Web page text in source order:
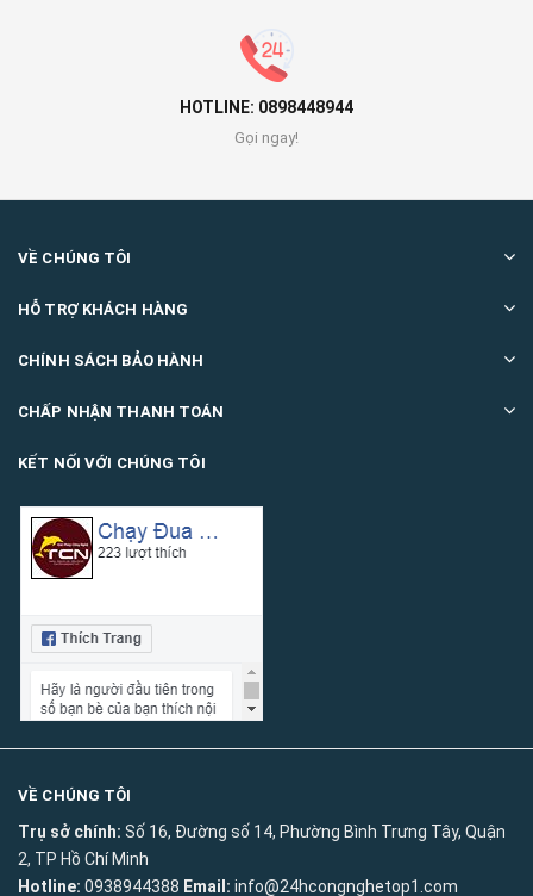
HOTLINE: 0898448944
Gọi ngay!
VỀ CHÚNG TÔI
HỖ TRỢ KHÁCH HÀNG
CHÍNH SÁCH BẢO HÀNH
CHẤP NHẬN THANH TOÁN
KẾT NỐI VỚI CHÚNG TÔI
VỀ CHÚNG TÔI
Trụ sở chính: Số 16, Đường số 14, Phường Bình Trưng Tây, Quận
2, TP Hồ Chí Minh
Hotline: 0938944388 Email: info@24hcongnghetop1.com